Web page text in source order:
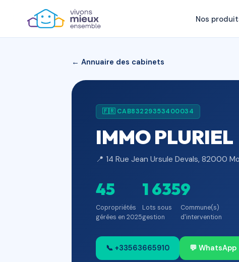
Nos
← Annuaire des cabinets
🇫🇷 CAB83229353400034
IMMO PLURIEL
📍 14 Rue Jean Ursule Devals, 82000
45
Copropriétés
gérées en 2025
1 635
Lots sous
gestion
9
Commune(s)
d'intervention
📞 +33563665910 💬 WhatsApp